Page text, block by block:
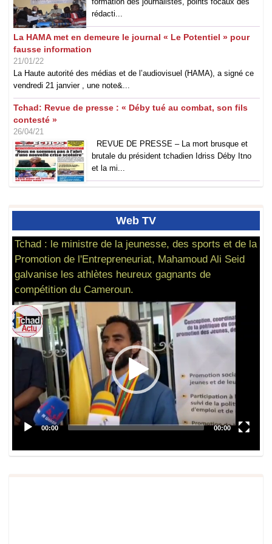
rédacti...
La HAMA met en demeure le journal « Le Potentiel » pour
fausse information
21/01/22
La Haute autorité des médias et de l’audiovisuel (HAMA), a signé ce
vendredi 21 janvier , une note&...
Tchad: Revue de presse : « Déby tué au combat, son fils
contesté »
26/04/21
REVUE DE PRESSE – La mort brusque et
brutale du président tchadien Idriss Déby Itno
et la mi...
Web TV
Tchad : le ministre de la jeunesse, des sports et de la
Promotion de l'Entrepreneuriat, Mahamoud Ali Seid
galvanise les athlètes heureux gagnants de
compétition du Cameroun.